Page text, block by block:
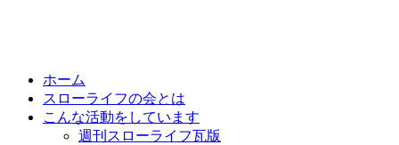
ホーム
スローライフの会とは
こんな活動をしています
週刊スローライフ瓦版